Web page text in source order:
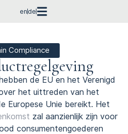
en de
Compliance
de EU en het Verenigd
het uittreden van het
Europese Unie bereikt. Het
zal aanzienlijk zijn voor
consumentengoederen